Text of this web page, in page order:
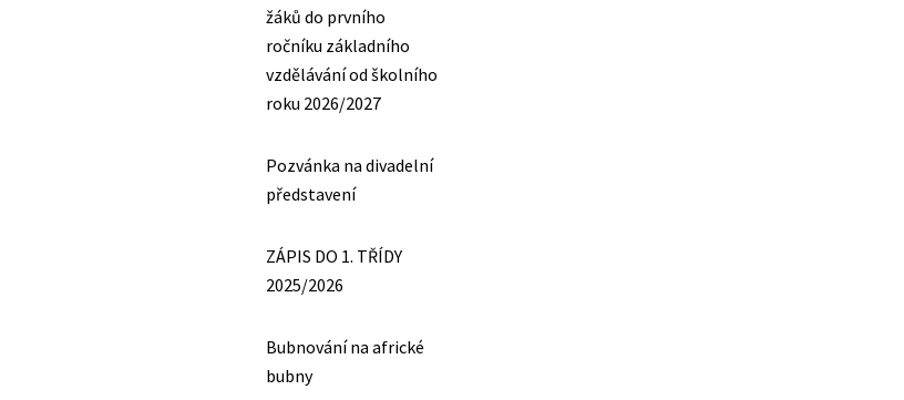
žáků do prvního
ročníku základního
vzdělávání od školního
roku 2026/2027
Pozvánka na divadelní
představení
ZÁPIS DO 1. TŘÍDY
2025/2026
Bubnování na africké
bubny